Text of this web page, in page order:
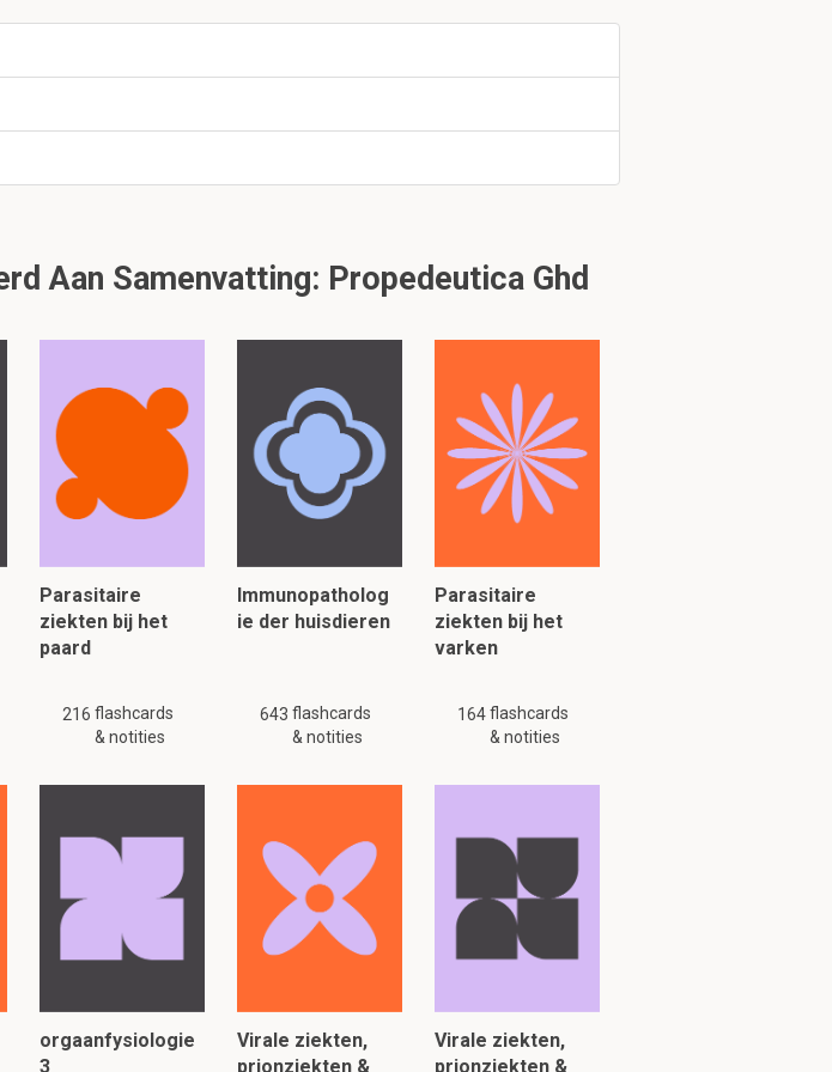
Aan Samenvatting: Propedeutica Ghd
Parasitaire
ziekten bij het
paard
216 flashcards
& notities
Immunopatholog
ie der huisdieren
643 flashcards
& notities
Parasitaire
ziekten bij het
varken
164flashcards
& notities
orgaanfysiologie
3
Virale ziekten,
prionziekten &
Virale ziekten,
prionziekten &